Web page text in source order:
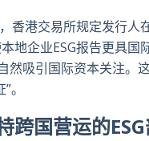
香港交易所规定发行人
地企业ESG报告更具国
然吸引国际资本关注。
。
跨国营运的ESG